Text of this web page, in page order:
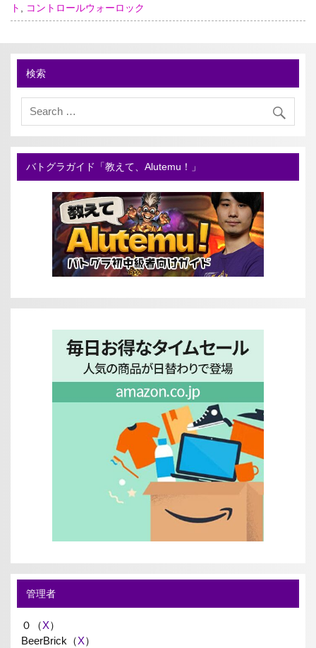
ト
コントロールウォーロック
検索
バトグラガイド「教えて、Alutemu！」
管理者
０（X）
BeerBrick（X）